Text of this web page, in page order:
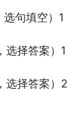
句填空）1
选择答案）1
选择答案）2